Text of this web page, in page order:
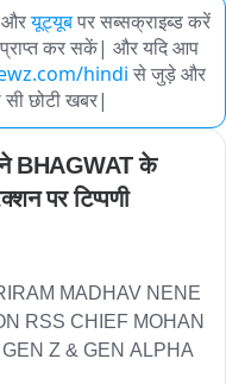
औरयूट्यूबपर सब्सक्राइब्ड करें
कर सकें| और यदि आप
hindi से जुड़े और
सी छोटी खबर|
BHAGWAT के
पर टिप्पणी
MADHAV NENE
RSS CHIEF MOHAN
Z & GEN ALPHA